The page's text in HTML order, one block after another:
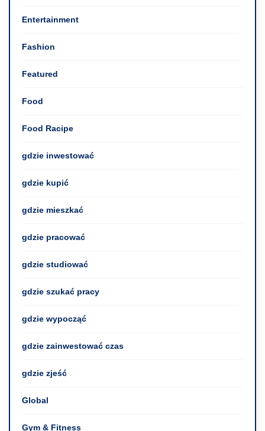
Entertainment
Fashion
Featured
Food
Food Racipe
gdzie inwestować
gdzie kupić
gdzie mieszkać
gdzie pracować
gdzie studiować
gdzie szukać pracy
gdzie wypocząć
gdzie zainwestować czas
gdzie zjeść
Global
Gym & Fitness